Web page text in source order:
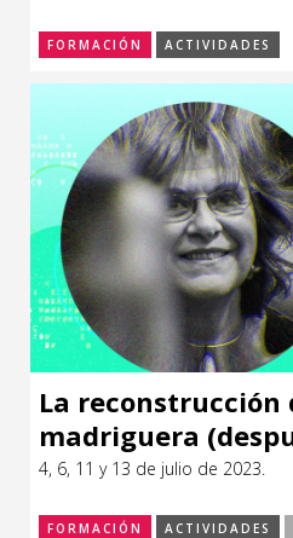
FORMACIÓN ACTIVIDADES
La reconstrucción
madriguera
pandemia)
4, 6, 11 y 13 de julio de 2023.
FORMACIÓN ACTIVIDADES